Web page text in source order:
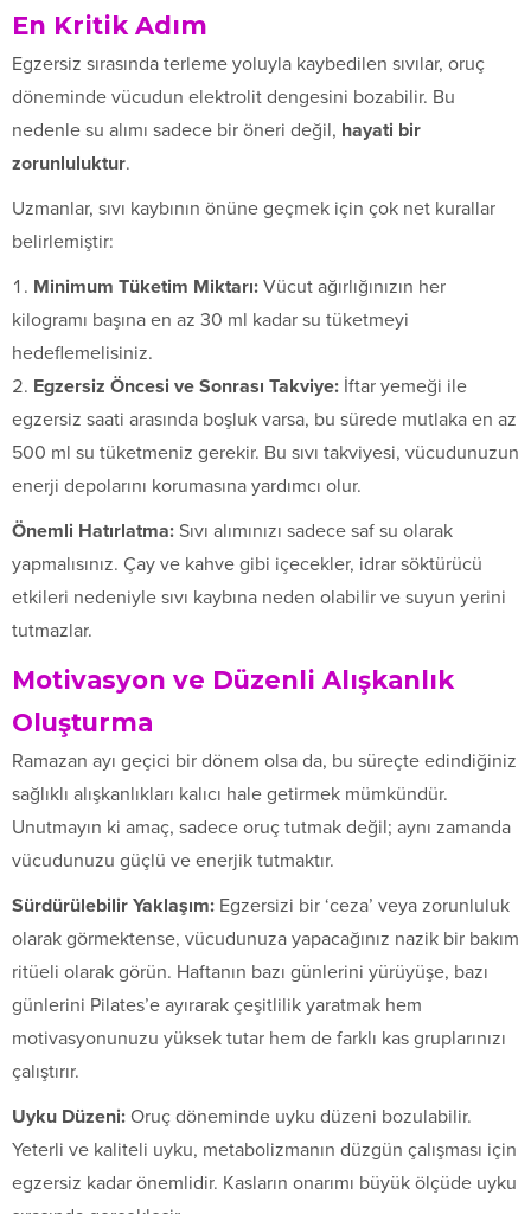
En Kritik Adım
Egzersiz sırasında terleme yoluyla kaybedilen sıvılar, oruç
döneminde vücudun elektrolit dengesini bozabilir. Bu
nedenle su alımı sadece bir öneri değil, hayati bir
zorunluluktur.
Uzmanlar, sıvı kaybının önüne geçmek için çok net kurallar
belirlemiştir:
Minimum Tüketim Miktarı: Vücut ağırlığınızın her
kilogramı başına en az 30 ml kadar su tüketmeyi
hedeflemelisiniz.
Egzersiz Öncesi ve Sonrası Takviye: İftar yemeği ile
egzersiz saati arasında boşluk varsa, bu sürede mutlaka en az
500 ml su tüketmeniz gerekir. Bu sıvı takviyesi, vücudunuzun
enerji depolarını korumasına yardımcı olur.
Önemli Hatırlatma: Sıvı alımınızı sadece saf su olarak
yapmalısınız. Çay ve kahve gibi içecekler, idrar söktürücü
etkileri nedeniyle sıvı kaybına neden olabilir ve suyun yerini
tutmazlar.
Motivasyon ve Düzenli Alışkanlık
Oluşturma
Ramazan ayı geçici bir dönem olsa da, bu süreçte edindiğiniz
sağlıklı alışkanlıkları kalıcı hale getirmek mümkündür.
Unutmayın ki amaç, sadece oruç tutmak değil; aynı zamanda
vücudunuzu güçlü ve enerjik tutmaktır.
Sürdürülebilir Yaklaşım: Egzersizi bir ‘ceza’ veya zorunluluk
olarak görmektense, vücudunuza yapacağınız nazik bir bakım
ritüeli olarak görün. Haftanın bazı günlerini yürüyüşe, bazı
günlerini Pilates’e ayırarak çeşitlilik yaratmak hem
motivasyonunuzu yüksek tutar hem de farklı kas gruplarınızı
çalıştırır.
Uyku Düzeni: Oruç döneminde uyku düzeni bozulabilir.
Yeterli ve kaliteli uyku, metabolizmanın düzgün çalışması için
egzersiz kadar önemlidir. Kasların onarımı büyük ölçüde uyku